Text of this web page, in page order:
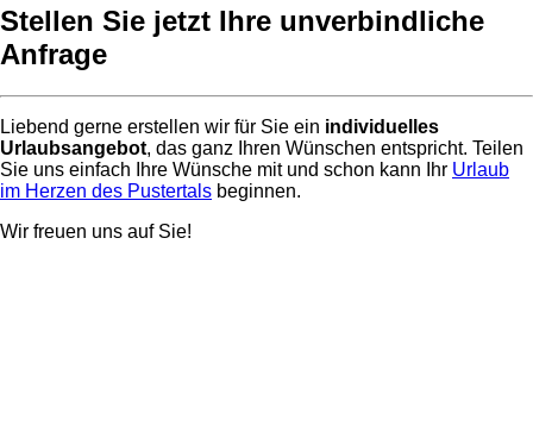
Stellen Sie jetzt Ihre unverbindliche
Anfrage
Liebend gerne erstellen wir für Sie ein individuelles
Urlaubsangebot, das ganz Ihren Wünschen entspricht. Teilen
Sie uns einfach Ihre Wünsche mit und schon kann Ihr Urlaub
im Herzen des Pustertals beginnen.
Wir freuen uns auf Sie!